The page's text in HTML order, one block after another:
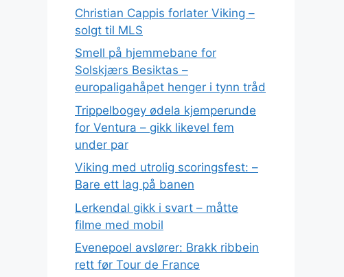
Christian Cappis forlater Viking –
solgt til MLS
Smell på hjemmebane for
Solskjærs Besiktas –
europaligahåpet henger i tynn tråd
Trippelbogey ødela kjemperunde
for Ventura – gikk likevel fem
under par
Viking med utrolig scoringsfest: –
Bare ett lag på banen
Lerkendal gikk i svart – måtte
filme med mobil
Evenepoel avslører: Brakk ribbein
rett før Tour de France